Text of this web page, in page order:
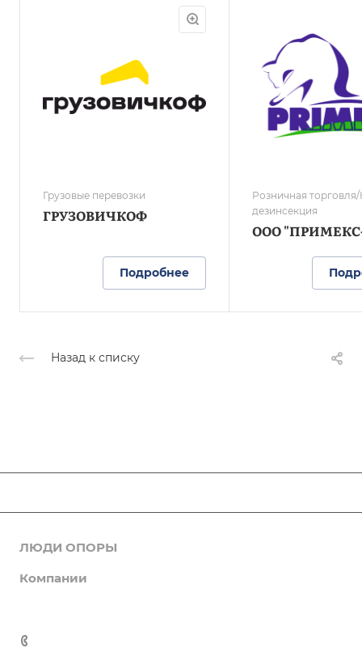
Грузовые перевозки
ГРУЗОВИЧКОФ
Подробнее
Розничная
дезинсекция
ООО
Назад к списку
ЛЮДИ ОПОРЫ
Новости
Компании
Устав Организации